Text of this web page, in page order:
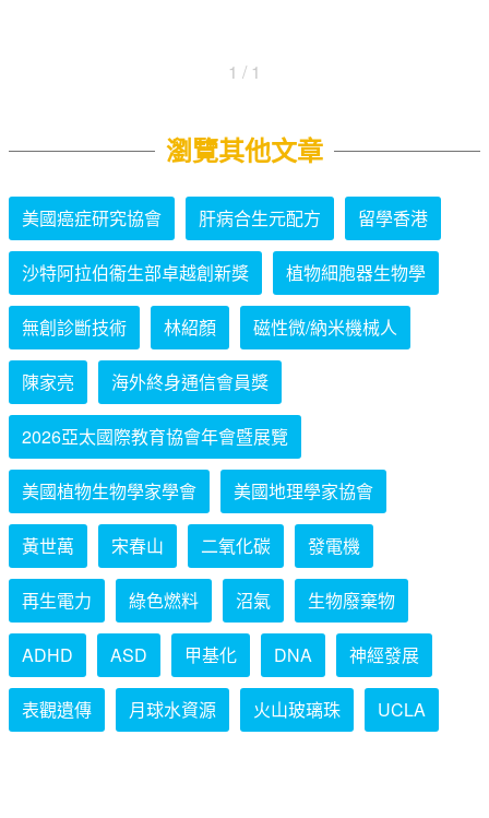
1 / 1
瀏覽其他文章
美國癌症研究協會 肝病合生元配方 留學香港
沙特阿拉伯衞生部卓越創新獎 植物細胞器生物學
無創診斷技術 林紹顏 磁性微/納米機械人
陳家亮 海外終身通信會員獎
2026亞太國際教育協會年會暨展覽
美國植物生物學家學會 美國地理學家協會
黃世萬 宋春山 二氧化碳 發電機
再生電力 綠色燃料 沼氣 生物廢棄物
ADHD ASD 甲基化 DNA 神經發展
表觀遺傳 月球水資源 火山玻璃珠 UCLA